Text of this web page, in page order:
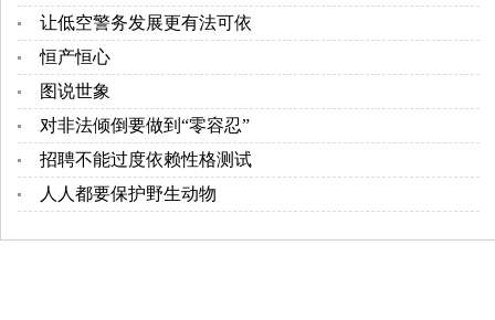
让低空警务发展更有法可依
恒产恒心
图说世象
对非法倾倒要做到“零容忍”
招聘不能过度依赖性格测试
人人都要保护野生动物